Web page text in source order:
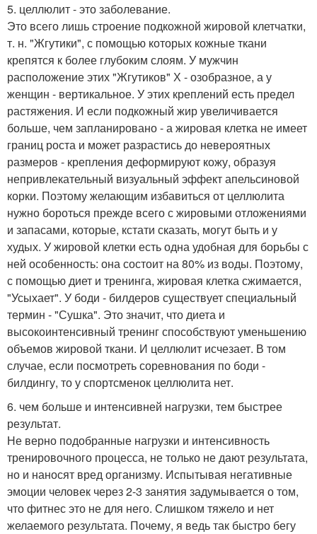
5. целлюлит - это заболевание.
Это всего лишь строение подкожной жировой клетчатки,
т. н. "Жгутики", с помощью которых кожные ткани
крепятся к более глубоким слоям. У мужчин
расположение этих "Жгутиков" Х - озобразное, а у
женщин - вертикальное. У этих креплений есть предел
растяжения. И если подкожный жир увеличивается
больше, чем запланировано - а жировая клетка не имеет
границ роста и может разрастись до невероятных
размеров - крепления деформируют кожу, образуя
непривлекательный визуальный эффект апельсиновой
корки. Поэтому желающим избавиться от целлюлита
нужно бороться прежде всего с жировыми отложениями
и запасами, которые, кстати сказать, могут быть и у
худых. У жировой клетки есть одна удобная для борьбы с
ней особенность: она состоит на 80% из воды. Поэтому,
с помощью диет и тренинга, жировая клетка сжимается,
"Усыхает". У боди - билдеров существует специальный
термин - "Сушка". Это значит, что диета и
высокоинтенсивный тренинг способствуют уменьшению
объемов жировой ткани. И целлюлит исчезает. В том
случае, если посмотреть соревнования по боди -
билдингу, то у спортсменок целлюлита нет.
6. чем больше и интенсивней нагрузки, тем быстрее
результат.
Не верно подобранные нагрузки и интенсивность
тренировочного процесса, не только не дают результата,
но и наносят вред организму. Испытывая негативные
эмоции человек через 2-3 занятия задумывается о том,
что фитнес это не для него. Слишком тяжело и нет
желаемого результата. Почему, я ведь так быстро бегу